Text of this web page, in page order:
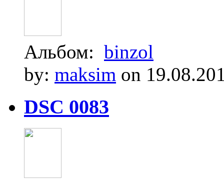
Альбом: binzol
by: maksim on
DSC 0083